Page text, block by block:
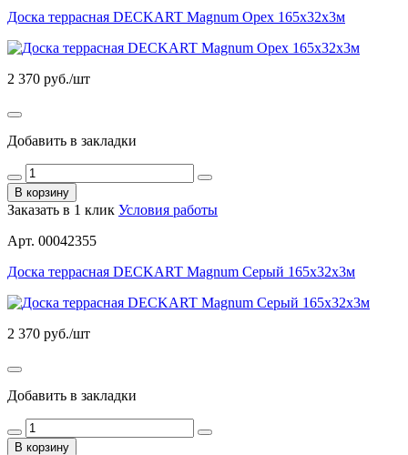
Доска террасная DECKART Magnum Орех 165х32х3м
2 370 руб./шт
Добавить в закладки
В корзину
Заказать в 1 клик Условия работы
Арт. 00042355
Доска террасная DECKART Magnum Серый 165х32х3м
2 370 руб./шт
Добавить в закладки
В корзину